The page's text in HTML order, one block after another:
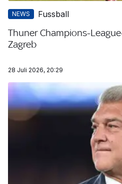
NEWS Fussball
Thuner Champions-
Zagreb
28 Juli 2026, 20:29